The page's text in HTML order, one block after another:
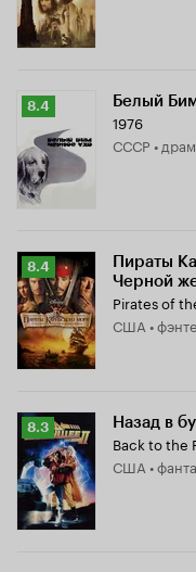
Рейтинг
Кинопоиска
8.4
8.4 Белый
1976
СССР •
Рейтинг
Кинопоиска
8.4
8.4
Пираты
Черной
США •
Рейтинг
Кинопоиска
8.3
8.3 Назад в
Back to the
США •